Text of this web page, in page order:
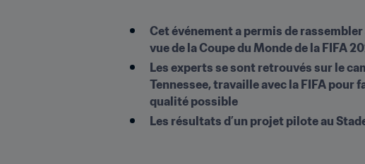
Cet événement a permis de
vue de la Coupe du Monde de la FIFA
Les experts se sont retrouvés sur le
Tennessee, travaille avec la FIFA
qualité possible
Les résultats d’un projet pilote au